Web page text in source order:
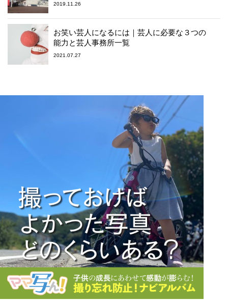
2019.11.26
お笑い芸人になるには｜芸人に必要な３つの
能力と芸人事務所一覧
2021.07.27